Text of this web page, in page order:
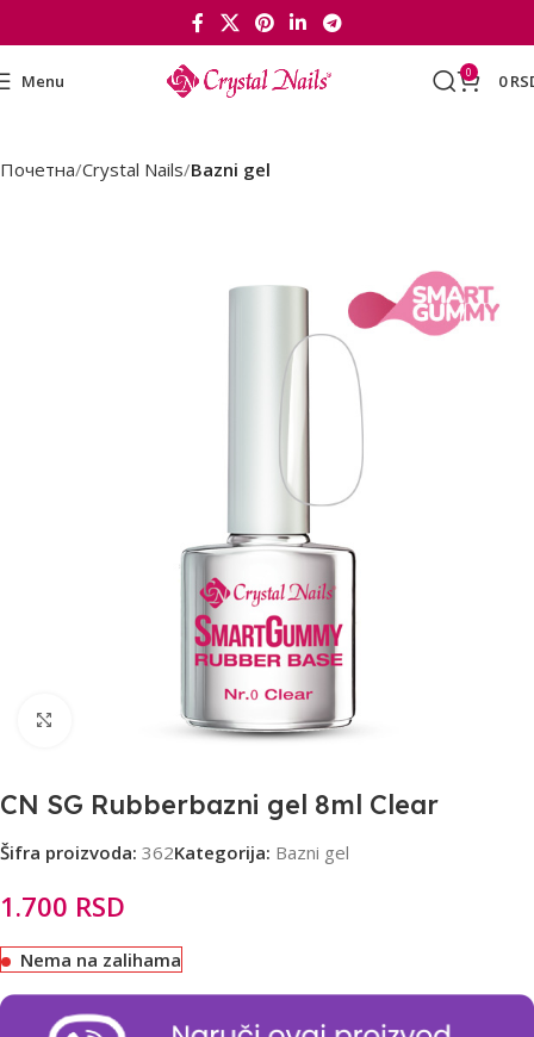
Menu 0 0
Почетна Crystal Nails Bazni gel
Click to enlarge
CN SG Rubberbazni gel 8ml Clear
Šifra proizvoda: 362Kategorija: Bazni gel
1.700 RSD
Nema na zalihama